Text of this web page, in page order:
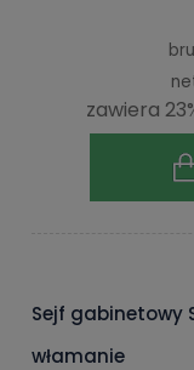
zawiera
Sejf gabinetowy
włamanie